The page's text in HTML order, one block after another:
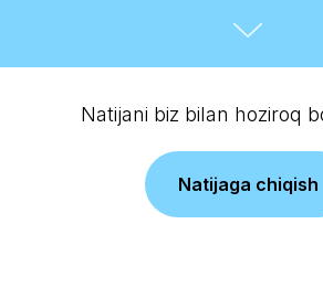
Natijani biz bilan hoziroq
Natijaga chiqish